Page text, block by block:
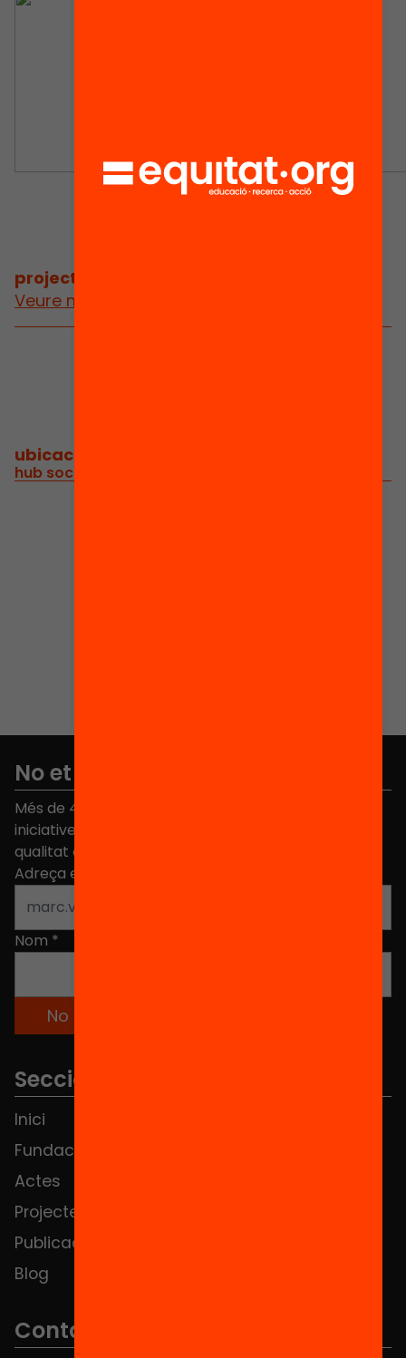
projectes
Veure més projectes
ubicació
hub social - fundació bofill c/ girona, 34 interior
No et perdis res
Més de 40.000 persones ja han triat Equitat. Rep
iniciatives, propostes i projectes per millorar la
qualitat de l'educació a Catalunya.
Adreça electrònica
Nom *
Seccions
Inici
Fundació
Actes
Projectes
Publicacions i vídeos
Blog
Contacte